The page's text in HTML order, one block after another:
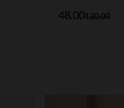
120.00
48.00